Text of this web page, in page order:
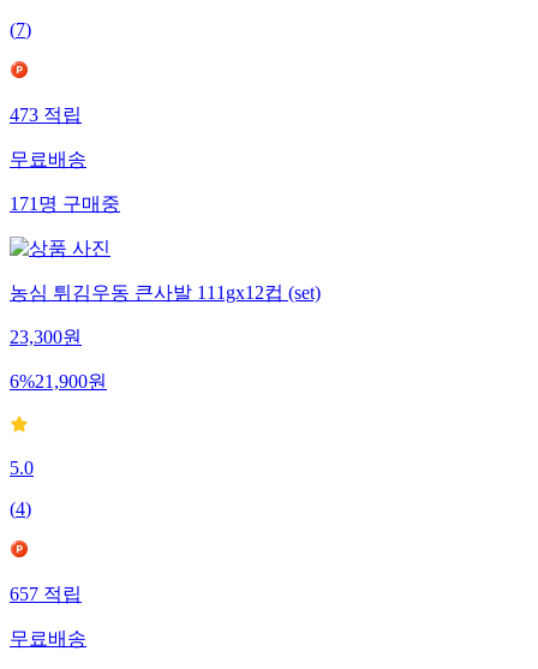
(7)
473적립
무료배송
171명구매중
농심 튀김우동 큰사발 111gx12컵 (set)
23,300원
6%21,900원
5.0
(4)
657적립
무료배송